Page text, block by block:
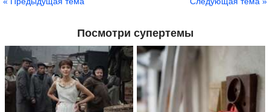
Посмотри супертемы